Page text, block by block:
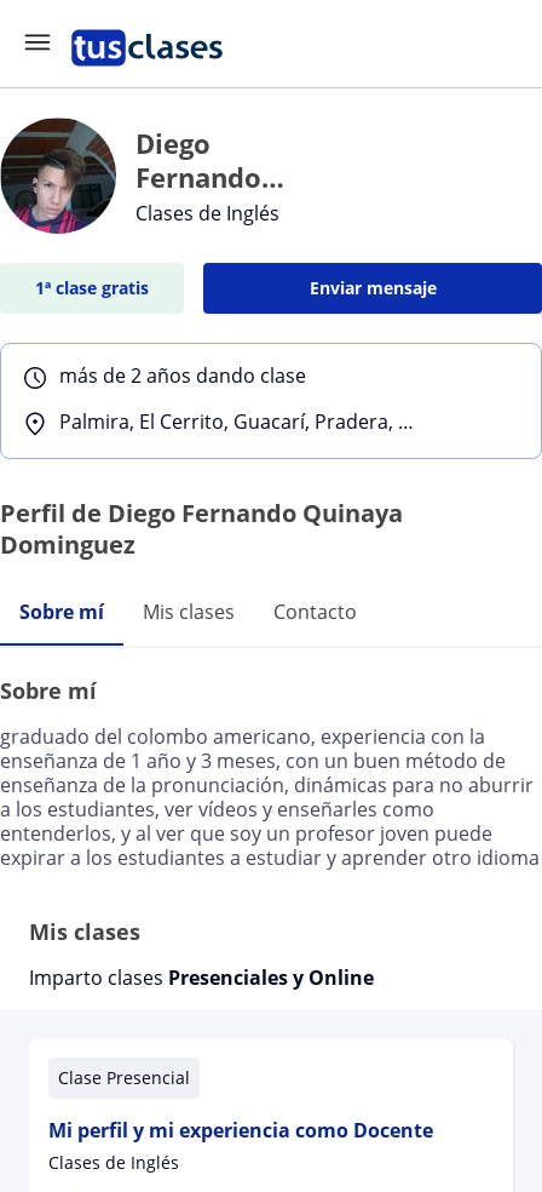
Diego
Fernando
Quinaya
Clases de Inglés
1ª clase gratis Enviar mensaje
más de 2 años dando clase
Palmira, El Cerrito, Guacarí, Pradera, Candelaria (Valle de Cauca)
Perfil de Diego Fernando Quinaya
Dominguez
Sobre mí Mis clases Contacto
Sobre mí
graduado del colombo americano, experiencia con la
enseñanza de 1 año y 3 meses, con un buen método de
enseñanza de la pronunciación, dinámicas para no aburrir
a los estudiantes, ver vídeos y enseñarles como
entenderlos, y al ver que soy un profesor joven puede
expirar a los estudiantes a estudiar y aprender otro idioma
Mis clases
Imparto clases Presenciales y Online
Clase Presencial
Mi perfil y mi experiencia como Docente
Clases de Inglés